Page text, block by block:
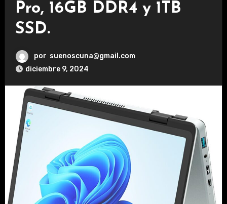
Pro, 16GB DDR4 y 1TB
SSD.
por suenoscuna@gmail.com
diciembre 9, 2024